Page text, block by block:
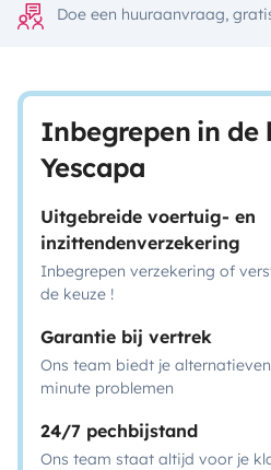
Doe een huuraanvraag,
Inbegrepen in de
Yescapa
Uitgebreide voertuig- en
inzittendenverzekering
Inbegrepen verzekering of
de keuze !
Garantie bij vertrek
Ons team biedt je
minute problemen
24/7 pechbijstand
Ons team staat altijd voor je